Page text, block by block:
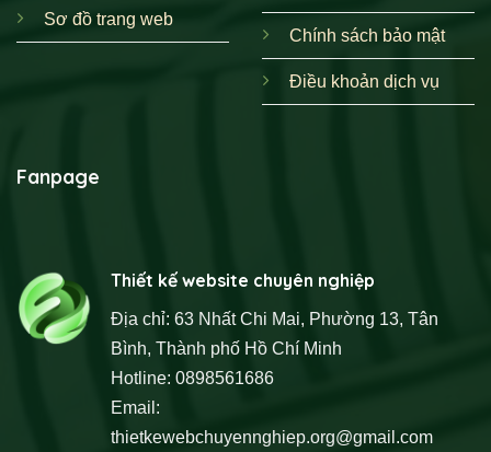
Sơ đồ trang web
Chính sách bảo mật
Điều khoản dịch vụ
Fanpage
Thiết kế website chuyên nghiệp
Địa chỉ: 63 Nhất Chi Mai, Phường 13, Tân
Bình, Thành phố Hồ Chí Minh
Hotline: 0898561686
Email:
thietkewebchuyennghiep.org@gmail.com